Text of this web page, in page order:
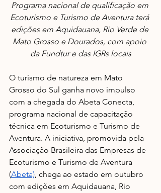
Programa nacional de qualificação em
Ecoturismo e Turismo de Aventura terá
edições em Aquidauana, Rio Verde de
Mato Grosso e Dourados, com apoio
da Fundtur e das IGRs locais
O turismo de natureza em Mato
Grosso do Sul ganha novo impulso
com a chegada do Abeta Conecta,
programa nacional de capacitação
técnica em Ecoturismo e Turismo de
Aventura. A iniciativa, promovida pela
Associação Brasileira das Empresas de
Ecoturismo e Turismo de Aventura
(Abeta), chega ao estado em outubro
com edições em Aquidauana, Rio